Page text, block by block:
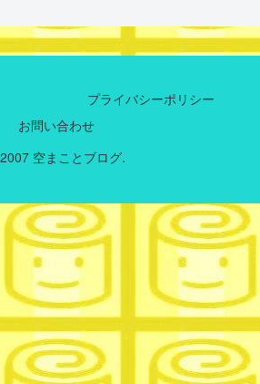
プライバシーポリシー
お問い合わせ
空まことブログ.